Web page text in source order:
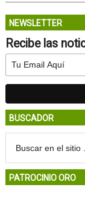
NEWSLETTER
Recibe las
BUSCADOR
PATROCINIO ORO